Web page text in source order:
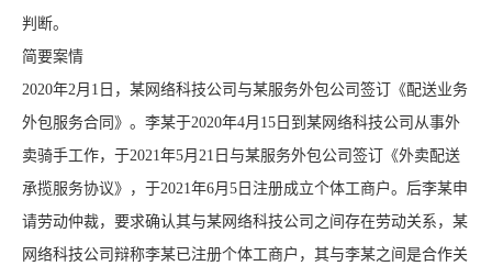
判断。
简要案情
2020年2月1日，某网络科技公司与某服务外包公司签订《配送业务
外包服务合同》。李某于2020年4月15日到某网络科技公司从事外
卖骑手工作，于2021年5月21日与某服务外包公司签订《外卖配送
承揽服务协议》，于2021年6月5日注册成立个体工商户。后李某申
请劳动仲裁，要求确认其与某网络科技公司之间存在劳动关系，某
网络科技公司辩称李某已注册个体工商户，其与李某之间是合作关